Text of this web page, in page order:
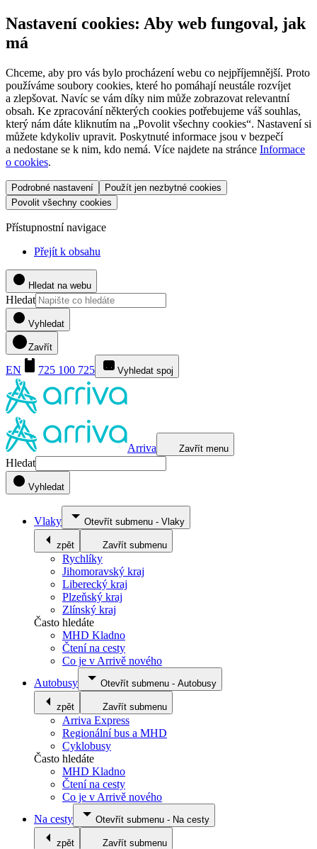
Nastavení cookies: Aby web fungoval, jak
má
Chceme, aby pro vás bylo procházení webu co nejpříjemnější. Proto
používáme soubory cookies, které ho pomáhají neustále rozvíjet
a zlepšovat. Navíc se vám díky nim může zobrazovat relevantní
obsah. Ke zpracování některých cookies potřebujeme váš souhlas,
který nám dáte kliknutím na „Povolit všechny cookies“. Nastavení si
můžete kdykoliv upravit. Poskytnuté informace jsou v bezpečí
a nedostane se k nim, kdo nemá. Více najdete na stránce Informace
o cookies.
Podrobné nastavení
Použít jen nezbytné cookies
Povolit všechny cookies
Přístupnostní navigace
Přejít k obsahu
Hledat na webu
Hledat
Vyhledat
Zavřít
EN 725 100 725 Vyhledat spoj
Arriva Zavřít menu
Hledat
Vyhledat
Vlaky Otevřít submenu - Vlaky
zpět Zavřít submenu
Rychlíky
Jihomoravský kraj
Liberecký kraj
Plzeňský kraj
Zlínský kraj
Často hledáte
MHD Kladno
Čtení na cesty
Co je v Arrivě nového
Autobusy
Otevřít submenu - Autobusy
zpět Zavřít submenu
Arriva Express
Regionální bus a MHD
Cyklobusy
Často hledáte
MHD Kladno
Čtení na cesty
Co je v Arrivě nového
Na cesty
Otevřít submenu - Na cesty
zpět Zavřít submenu